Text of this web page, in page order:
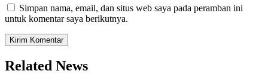
Simpan nama, email, dan situs web saya pada peramban ini
untuk komentar saya berikutnya.
Related News